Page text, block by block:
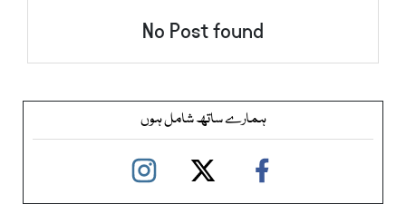
No Post found
ہمارے ساتھ شامل ہوں